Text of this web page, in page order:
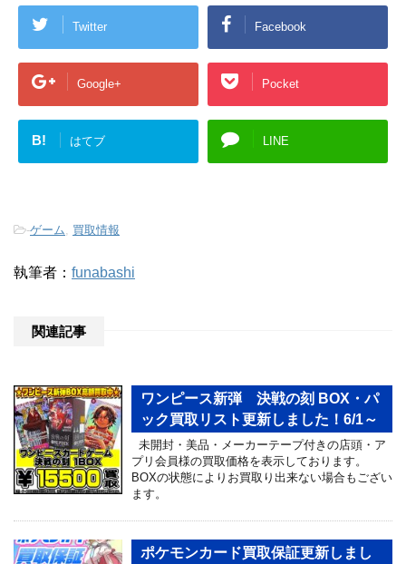
Twitter Facebook
Google+ Pocket
B! はてブ LINE
-ゲーム 買取情報
執筆者： funabashi
関連記事
ワンピース新弾 決戦の刻 BOX・パ
ック買取リスト更新しました！6/1～
未開封・美品・メーカーテープ付きの店頭・ア
プリ会員様の買取価格を表示しております。
BOXの状態によりお買取り出来ない場合もござい
ます。
ポケモンカード買取保証更新しまし